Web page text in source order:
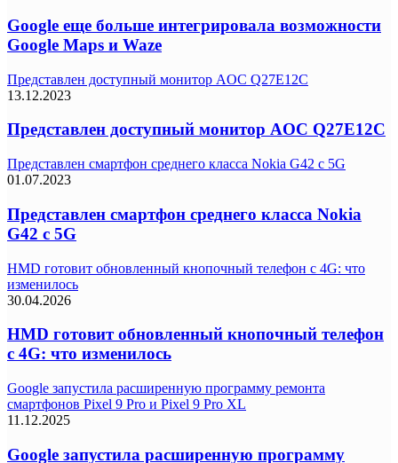
Google еще больше интегрировала возможности
Google Maps и Waze
Представлен доступный монитор AOC Q27E12C
13.12.2023
Представлен доступный монитор AOC Q27E12C
Представлен смартфон среднего класса Nokia G42 с 5G
01.07.2023
Представлен смартфон среднего класса Nokia
G42 с 5G
HMD готовит обновленный кнопочный телефон с 4G: что
изменилось
30.04.2026
HMD готовит обновленный кнопочный телефон
с 4G: что изменилось
Google запустила расширенную программу ремонта
смартфонов Pixel 9 Pro и Pixel 9 Pro XL
11.12.2025
Google запустила расширенную программу